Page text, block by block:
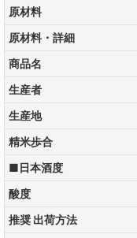
原材料
原材料・詳細
商品名
生産者
生産地
精米歩合
■日本酒度
酸度
推奨 出荷方法